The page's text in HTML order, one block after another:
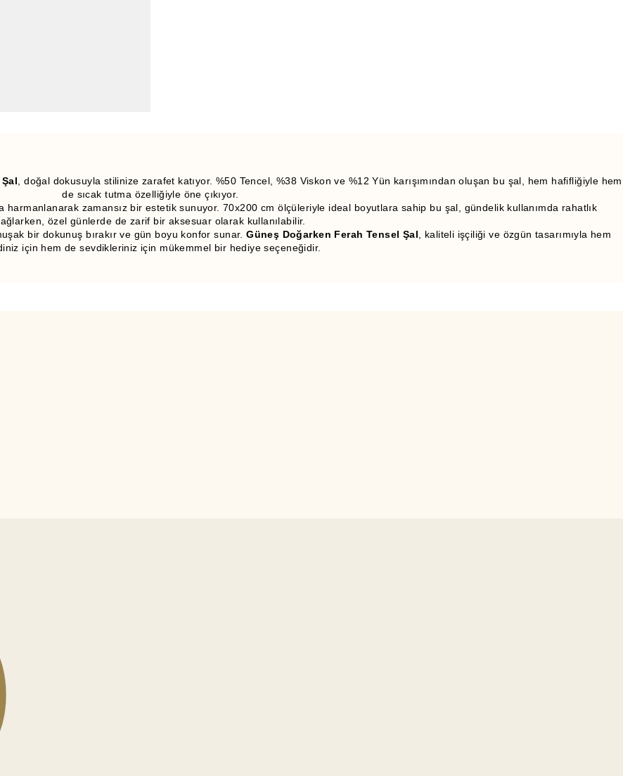
, doğal dokusuyla stilinize zarafet katıyor. %50 Tencel, %38 Viskon ve %12 Yün karışımından oluşan bu şal, hem hafifliğiyle hem
de sıcak tutma özelliğiyle öne çıkıyor.
harmanlanarak zamansız bir estetik sunuyor. 70x200 cm ölçüleriyle ideal boyutlara sahip bu şal, gündelik kullanımda rahatlık
özel günlerde de zarif bir aksesuar olarak kullanılabilir.
bir dokunuş bırakır ve gün boyu konfor sunar.Güneş Doğarken Ferah Tensel Şal , kaliteli işçiliği ve özgün tasarımıyla hem
için hem de sevdikleriniz için mükemmel bir hediye seçeneğidir.